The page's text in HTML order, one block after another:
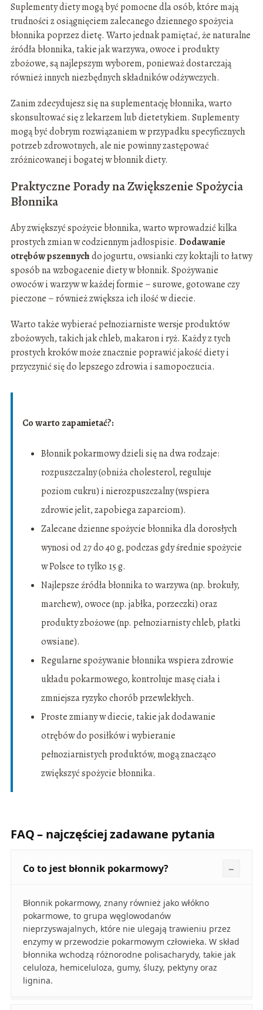
Suplementy diety mogą być pomocne dla osób, które mają
trudności z osiągnięciem zalecanego dziennego spożycia
błonnika poprzez dietę. Warto jednak pamiętać, że naturalne
źródła błonnika, takie jak warzywa, owoce i produkty
zbożowe, są najlepszym wyborem, ponieważ dostarczają
również innych niezbędnych składników odżywczych.
Zanim zdecydujesz się na suplementację błonnika, warto
skonsultować się z lekarzem lub dietetykiem. Suplementy
mogą być dobrym rozwiązaniem w przypadku specyficznych
potrzeb zdrowotnych, ale nie powinny zastępować
zróżnicowanej i bogatej w błonnik diety.
Praktyczne Porady na Zwiększenie Spożycia
Błonnika
Aby zwiększyć spożycie błonnika, warto wprowadzić kilka
prostych zmian w codziennym jadłospisie. Dodawanie
otrębów pszennychdo jogurtu, owsianki czy koktajli to łatwy
sposób na wzbogacenie diety w błonnik. Spożywanie
owoców i warzyw w każdej formie – surowe, gotowane czy
pieczone – również zwiększa ich ilość w diecie.
Warto także wybierać pełnoziarniste wersje produktów
zbożowych, takich jak chleb, makaron i ryż. Każdy z tych
prostych kroków może znacznie poprawić jakość diety i
przyczynić się do lepszego zdrowia i samopoczucia.
Co warto zapamietać?:
Błonnik pokarmowy dzieli się na dwa rodzaje:
rozpuszczalny (obniża cholesterol, reguluje
poziom cukru) i nierozpuszczalny (wspiera
zdrowie jelit, zapobiega zaparciom).
Zalecane dzienne spożycie błonnika dla dorosłych
wynosi od 27 do 40 g, podczas gdy średnie spożycie
w Polsce to tylko 15 g.
Najlepsze źródła błonnika to warzywa (np. brokuły,
marchew), owoce (np. jabłka, porzeczki) oraz
produkty zbożowe (np. pełnoziarnisty chleb, płatki
owsiane).
Regularne spożywanie błonnika wspiera zdrowie
układu pokarmowego, kontroluje masę ciała i
zmniejsza ryzyko chorób przewlekłych.
Proste zmiany w diecie, takie jak dodawanie
otrębów do posiłków i wybieranie
pełnoziarnistych produktów, mogą znacząco
zwiększyć spożycie błonnika.
FAQ – najczęściej zadawane pytania
Co to jest błonnik pokarmowy?
Błonnik pokarmowy, znany również jako włókno
pokarmowe, to grupa węglowodanów
nieprzyswajalnych, które nie ulegają trawieniu przez
enzymy w przewodzie pokarmowym człowieka. W skład
błonnika wchodzą różnorodne polisacharydy, takie jak
celuloza, hemiceluloza, gumy, śluzy, pektyny oraz
lignina.